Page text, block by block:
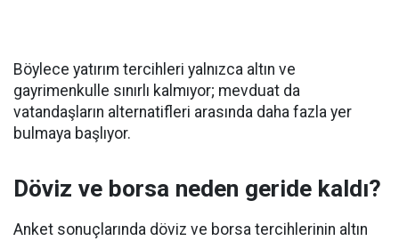
Böylece yatırım tercihleri yalnızca altın ve
gayrimenkulle sınırlı kalmıyor; mevduat da
vatandaşların alternatifleri arasında daha fazla yer
bulmaya başlıyor.
Döviz ve borsa neden geride kaldı?
Anket sonuçlarında döviz ve borsa tercihlerinin altın